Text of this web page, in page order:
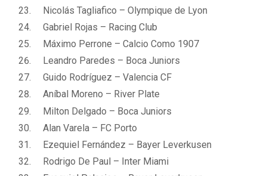
Nicolás Tagliafico – Olympique de Lyon
Gabriel Rojas – Racing Club
Máximo Perrone – Calcio Como 1907
Leandro Paredes – Boca Juniors
Guido Rodríguez – Valencia CF
Aníbal Moreno – River Plate
Milton Delgado – Boca Juniors
Alan Varela – FC Porto
Ezequiel Fernández – Bayer Leverkusen
Rodrigo De Paul – Inter Miami